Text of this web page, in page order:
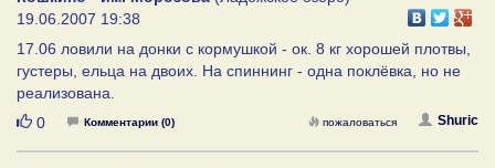
19.06.2007 19:38
17.06 ловили на донки с кормушкой - ок. 8 кг хорошей плотвы,
густеры, ельца на двоих. На спиннинг - одна поклёвка, но не
реализована.
Нравится
0 Комментарии (0) Shuric
пожаловаться